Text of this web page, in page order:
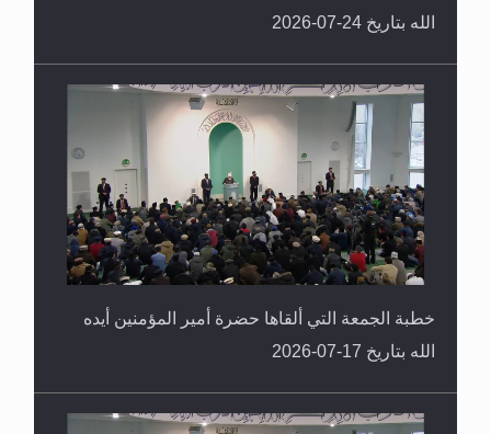
الله بتاريخ 24-07-2026
خطبة الجمعة التي ألقاها حضرة أمير المؤمنين أيده
الله بتاريخ 17-07-2026